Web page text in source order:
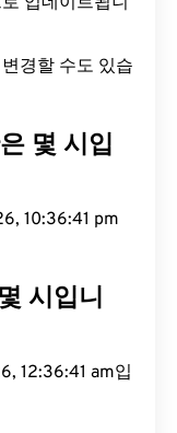
경할 수도 있습
몇 시입
10:36:42 pm
시입니
12:36:42 am